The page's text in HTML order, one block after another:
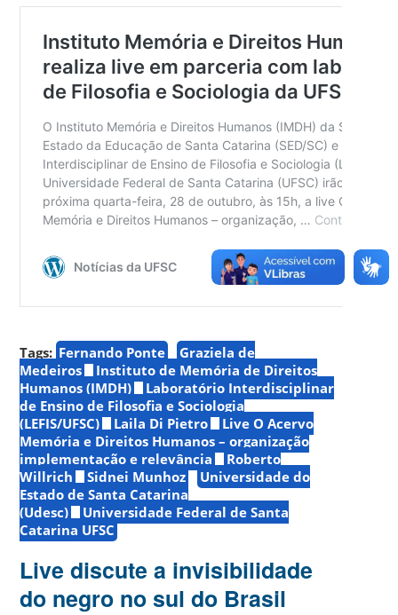
Tags: Fernando Ponte
Graziela de
Medeiros
Instituto de Memória de Direitos
Humanos (IMDH)
Laboratório Interdisciplinar
de Ensino de Filosofia e Sociologia
(LEFIS/UFSC)
Laila Di Pietro
Live O Acervo
Memória e Direitos Humanos – organização
implementação e relevância
Roberto
Willrich
Sidnei Munhoz
Universidade do
Estado de Santa Catarina
(Udesc)
Universidade Federal de Santa
Catarina UFSC
Live discute a invisibilidade
do negro no sul do Brasil